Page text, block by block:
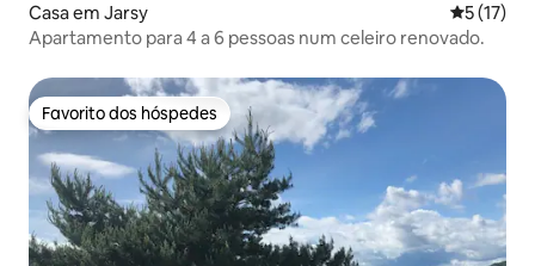
Casa em Jarsy
5 (17)
Apartamento para 4 a 6 pessoas num celeiro renovado.
Favorito dos hóspedes
Favorito dos hóspedes